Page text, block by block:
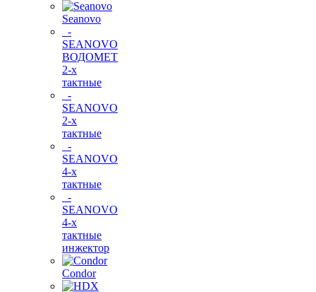
Seanovo
-
SEANOVO
ВОДОМЕТ
2-х
тактные
-
SEANOVO
2-х
тактные
-
SEANOVO
4-х
тактные
-
SEANOVO
4-х
тактные
инжектор
Condor